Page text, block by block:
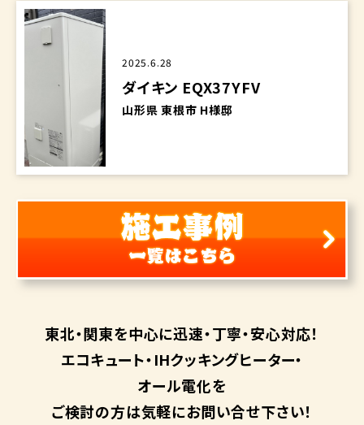
2025.6.28
ダイキン EQX37YFV
山形県 東根市 H様邸
東北・関東を中心に迅速・丁寧・安心対応！
エコキュート・IHクッキングヒーター・
オール電化を
ご検討の方は気軽にお問い合せ下さい！